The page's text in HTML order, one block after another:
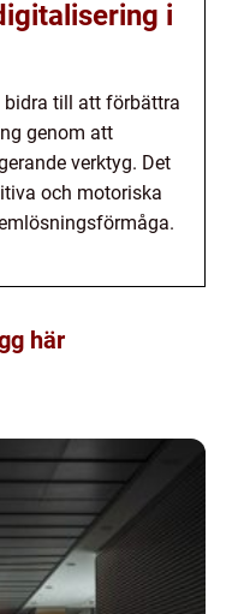
i
till att förbättra
genom att
verktyg. Det
och motoriska
här